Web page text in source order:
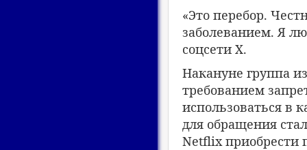
«Это перебор.
заболеванием. Я
соцсети Х.
Накануне группа
требованием
использоваться в
для обращения
Netflix приобрести